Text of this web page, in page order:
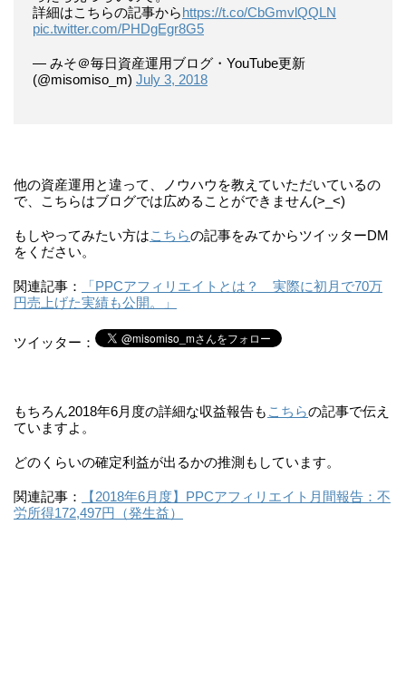
詳細はこちらの記事からhttps://t.co/CbGmvlQQLN
pic.twitter.com/PHDgEgr8G5
— みそ＠毎日資産運用ブログ・YouTube更新
(@misomiso_m) July 3, 2018
他の資産運用と違って、ノウハウを教えていただいているの
で、こちらはブログでは広めることができません(>_<)
もしやってみたい方はこちらの記事をみてからツイッターDM
をください。
関連記事：
「PPCアフィリエイトとは？ 実際に初月で70万
円売上げた実績も公開。」
ツイッター：
もちろん2018年6月度の詳細な収益報告も こちらの記事で伝え
ていますよ。
どのくらいの確定利益が出るかの推測もしています。
関連記事：
【2018年6月度】PPCアフィリエイト月間報告：不
労所得172,497円（発生益）